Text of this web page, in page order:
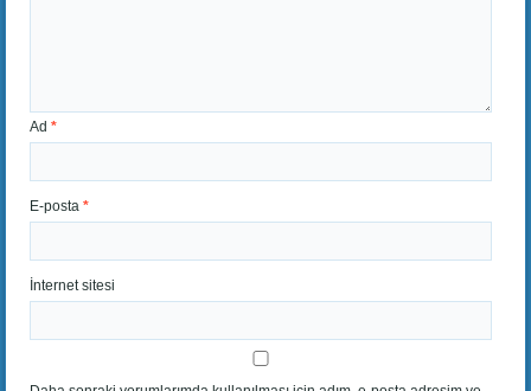
Ad*
E-posta*
İnternet sitesi